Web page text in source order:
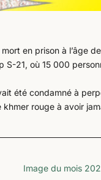
en prison à l’âge
S-21, où 15 000
été condamné à
rouge à avoir
Image du mois